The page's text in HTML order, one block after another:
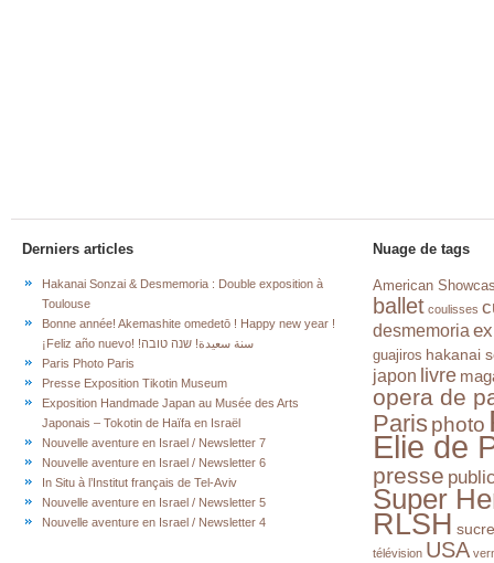
Derniers articles
Hakanai Sonzai & Desmemoria : Double exposition à
Toulouse
Bonne année! Akemashite omedetō ! Happy new year !
¡Feliz año nuevo! !سنة سعيدة! שנה טובה
Paris Photo Paris
Presse Exposition Tikotin Museum
Exposition Handmade Japan au Musée des Arts
Japonais – Tokotin de Haïfa en Israël
Nouvelle aventure en Israel / Newsletter 7
Nouvelle aventure en Israel / Newsletter 6
In Situ à l’Institut français de Tel-Aviv
Nouvelle aventure en Israel / Newsletter 5
Nouvelle aventure en Israel / Newsletter 4
Nuage de tags
American
ballet coulisses
desmemoria
guajiros hakanai
japon livre
opera de
Paris photo
Elie de
presse
Super
RLSH sucre
télévision USA